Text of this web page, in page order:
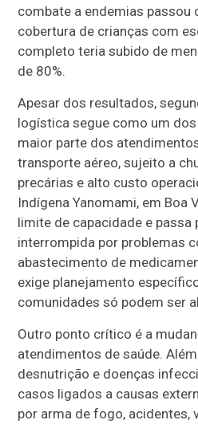
combate a endemias passou
cobertura de crianças com
completo teria subido de
de 80%.
Apesar dos resultados,
logística segue como um
maior parte dos
transporte aéreo, sujeito a
precárias e alto custo
Indígena Yanomami, em Boa
limite de capacidade e passa
interrompida por problemas
abastecimento de
exige planejamento
comunidades só podem ser
Outro ponto crítico é a
atendimentos de saúde.
desnutrição e doenças
casos ligados a causas
por arma de fogo, acidentes,